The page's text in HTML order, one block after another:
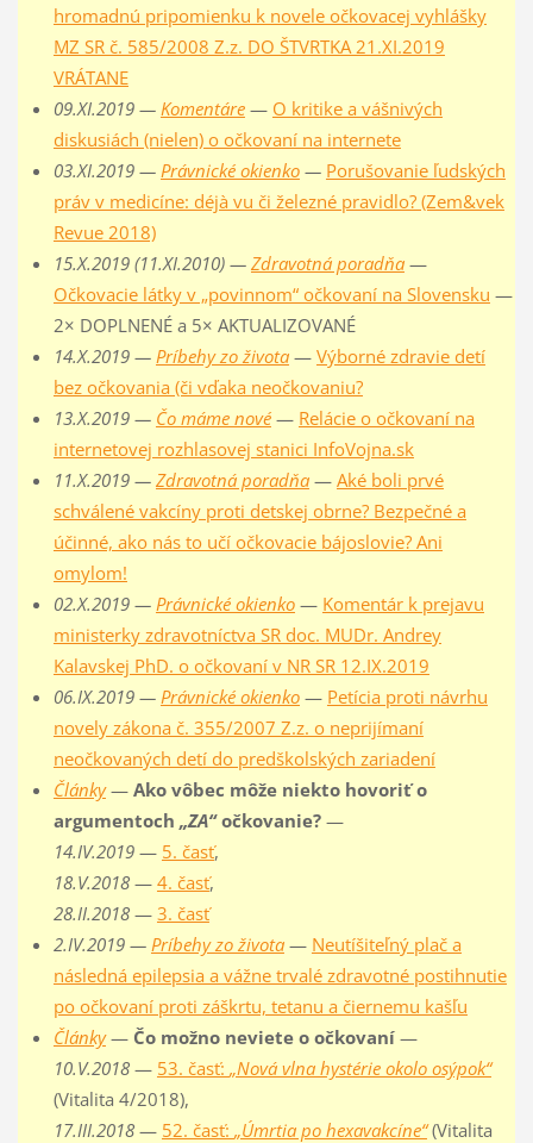
hromadnú pripomienku k novele očkovacej vyhlášky
MZ SR č. 585/2008 Z.z. DO ŠTVRTKA 21.XI.2019
VRÁTANE
09.XI.2019 — Komentáre— O kritike a vášnivých
diskusiách (nielen) o očkovaní na internete
03.XI.2019 — Právnické okienko— Porušovanie ľudských
práv v medicíne: déjà vu či železné pravidlo? (Zem&vek
Revue 2018)
15.X.2019 (11.XI.2010) — Zdravotná poradňa—
Očkovacie látky v „povinnom“ očkovaní na Slovensku —
2× DOPLNENÉ a 5× AKTUALIZOVANÉ
14.X.2019 — Príbehy zo života— Výborné zdravie detí
bez očkovania (či vďaka neočkovaniu?
13.X.2019 — Čo máme nové— Relácie o očkovaní na
internetovej rozhlasovej stanici InfoVojna.sk
11.X.2019 — Zdravotná poradňa— Aké boli prvé
schválené vakcíny proti detskej obrne? Bezpečné a
účinné, ako nás to učí očkovacie bájoslovie? Ani
omylom!
02.X.2019 — Právnické okienko— Komentár k prejavu
ministerky zdravotníctva SR doc. MUDr. Andrey
Kalavskej PhD. o očkovaní v NR SR 12.IX.2019
06.IX.2019 — Právnické okienko— Petícia proti návrhu
novely zákona č. 355/2007 Z.z. o neprijímaní
neočkovaných detí do predškolských zariadení
Články— Ako vôbec môže niekto hovoriť o
argumentoch „ZA“očkovanie?—
14.IV.2019— 5. časť,
18.V.2018— 4. časť,
28.II.2018— 3. časť
2.IV.2019 — Príbehy zo života— Neutíšiteľný plač a
následná epilepsia a vážne trvalé zdravotné postihnutie
po očkovaní proti záškrtu, tetanu a čiernemu kašľu
Články— Čo možno neviete o očkovaní—
10.V.2018— 53. časť: „Nová vlna hystérie okolo osýpok“
(Vitalita 4/2018),
17.III.2018— 52. časť: „Úmrtia po hexavakcíne“(Vitalita